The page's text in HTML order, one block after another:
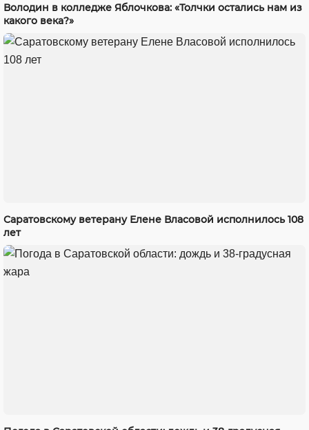
Володин в колледже Яблочкова: «Толчки остались нам из
какого века?»
Саратовскому ветерану Елене Власовой исполнилось 108
лет